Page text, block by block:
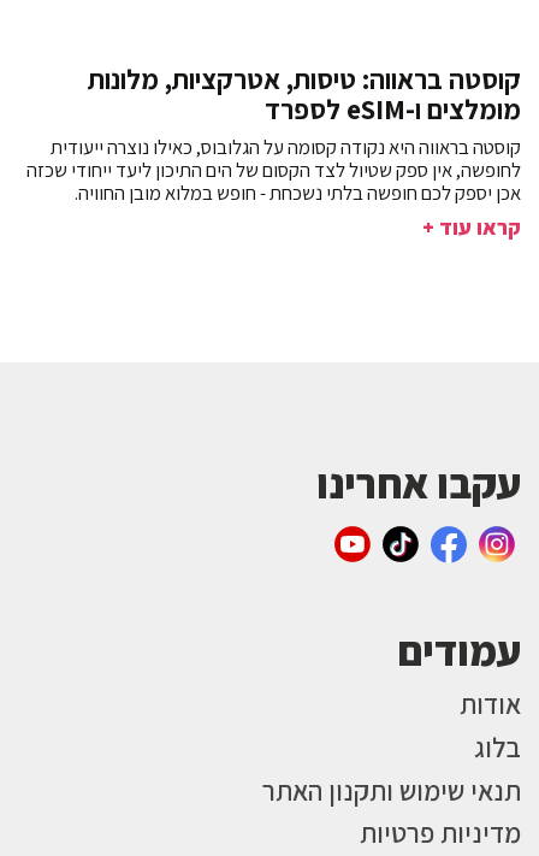
קוסטה בראווה: טיסות, אטרקציות, מלונות
מומלצים ו-eSIM לספרד
קוסטה בראווה היא נקודה קסומה על הגלובוס, כאילו נוצרה ייעודית
לחופשה, אין ספק שטיול לצד הקסום של הים התיכון ליעד ייחודי שכזה
אכן יספק לכם חופשה בלתי נשכחת - חופש במלוא מובן החוויה.
קראו עוד +
עקבו אחרינו
עמודים
אודות
בלוג
תנאי שימוש ותקנון האתר
מדיניות פרטיות